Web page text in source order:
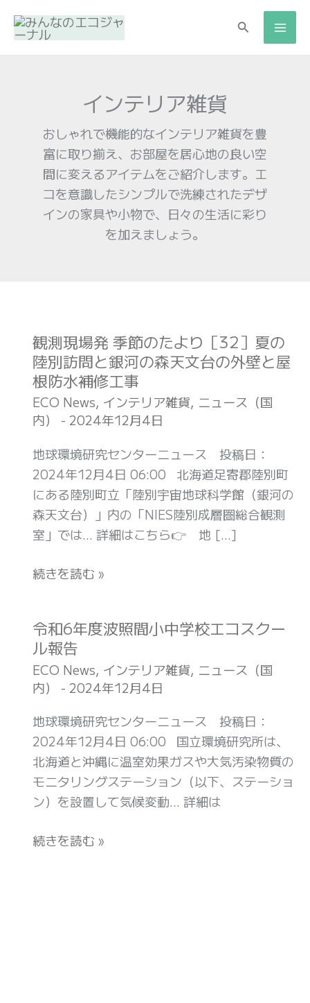
検
インテリア雑貨
おしゃれで機能的なインテリア雑貨を豊
富に取り揃え、お部屋を居心地の良い空
間に変えるアイテムをご紹介します。エ
コを意識したシンプルで洗練されたデザ
インの家具や小物で、日々の生活に彩り
を加えましょう。
観測現場発 季節のたより［32］夏の
陸別訪問と銀河の森天文台の外壁と屋
根防水補修工事
ECO News, インテリア雑貨, ニュース（国
内）
- 2024年12月4日
地球環境研究センターニュース 投稿日：
2024年12月4日 06:00 北海道足寄郡陸別町
にある陸別町立「陸別宇宙地球科学館（銀河の
森天文台）」内の「NIES陸別成層圏総合観測
室」では… 詳細はこちら👉 地 […]
観
測
現
場
発
節
の
た
よ
り
夏
陸
別
訪
問
銀
河
の
森
天
台
続きを読む »
令和6年度波照間小中学校エコスクー
ル報告
ECO News, インテリア雑貨, ニュース（国
内）
- 2024年12月4日
地球環境研究センターニュース 投稿日：
2024年12月4日 06:00 国立環境研究所は、
北海道と沖縄に温室効果ガスや大気汚染物質の
モニタリングステーション（以下、ステーショ
ン）を設置して気候変動… 詳細は
令
和
6
年
波
照
間
小
中
校
続きを読む »